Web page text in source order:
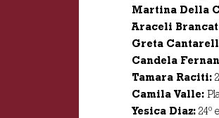
Martina Della
Araceli
Greta
Candela
Tamara Raciti:
Camila Valle:
Yesica Diaz: 24º